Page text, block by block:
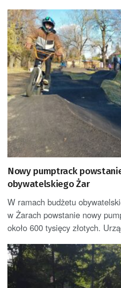
Nowy pumptrack
obywatelskiego Żar
W ramach budżetu
w Żarach powstanie nowy
około 600 tysięcy złotych.